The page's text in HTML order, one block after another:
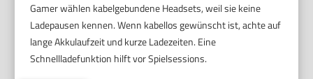
Gamer wählen kabelgebundene Headsets, weil sie keine
Ladepausen kennen. Wenn kabellos gewünscht ist, achte auf
lange Akkulaufzeit und kurze Ladezeiten. Eine
Schnellladefunktion hilft vor Spielsessions.